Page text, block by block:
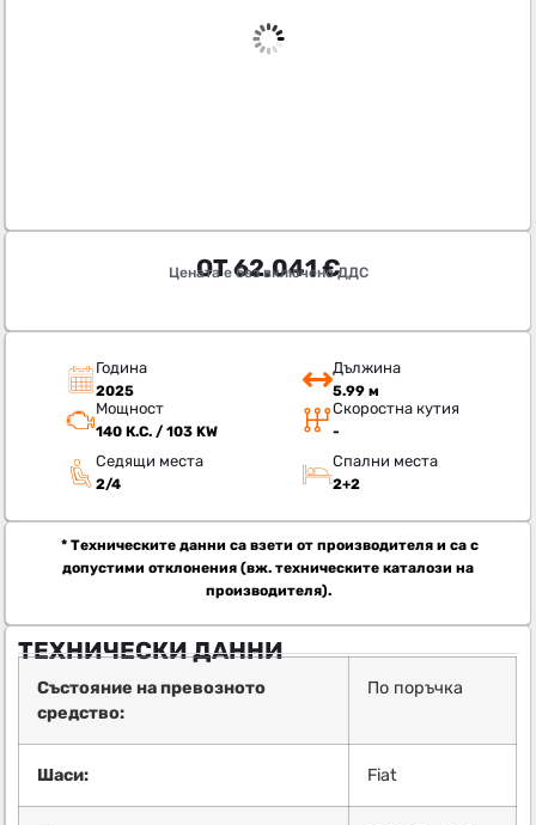
ОТ62.041€
Цената е без включено ДДС
Година
2025
Дължина
5.99 м
Мощност
140 К.С. / 103 KW
Скоростна кутия
-
Седящи места
2/4
Спални места
2+2
* Техническите данни са взети от производителя и са с
допустими отклонения (вж. техническите каталози на
производителя).
ТЕХНИЧЕСКИ ДАННИ
Състояние на превозното
средство:
По поръчка
Шаси: Fiat